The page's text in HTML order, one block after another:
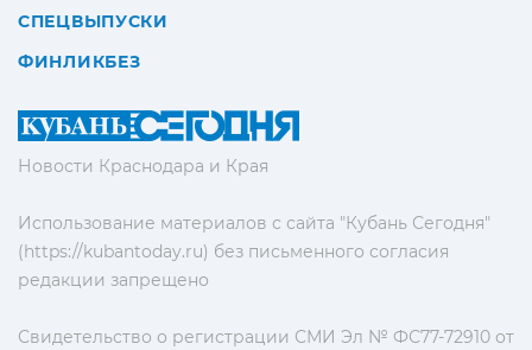
Новости Краснодара и Края
Использование материалов с сайта "Кубань Сегодня"
(https://kubantoday.ru) без письменного согласия
редакции запрещено
Свидетельство о регистрации СМИ Эл № ФС77-72910 от
СПЕЦВЫПУСКИ
ФИНЛИКБЕЗ